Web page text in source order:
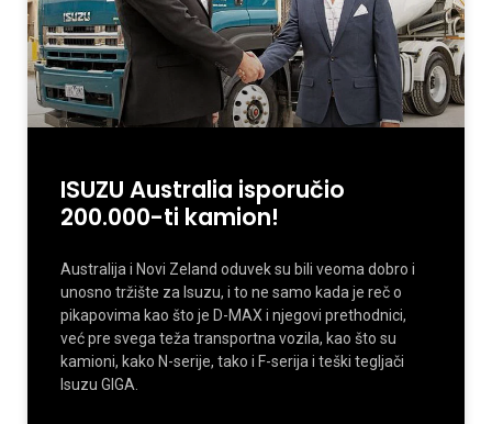
ISUZU Australia isporučio
200.000-ti kamion!
Australija i Novi Zeland oduvek su bili veoma dobro i
unosno tržište za Isuzu, i to ne samo kada je reč o
pikapovima kao što je D-MAX i njegovi prethodnici,
već pre svega teža transportna vozila, kao što su
kamioni, kako N-serije, tako i F-serija i teški tegljači
Isuzu GIGA.